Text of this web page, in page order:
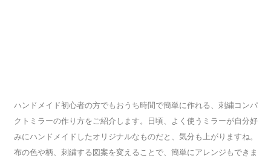
ハンドメイド初心者の方でもおうち時間で簡単に作れる、刺繍コンパ
クトミラーの作り方をご紹介します。日頃、よく使うミラーが自分好
みにハンドメイドしたオリジナルなものだと、気分も上がりますね。
布の色や柄、刺繍する図案を変えることで、簡単にアレンジもできま